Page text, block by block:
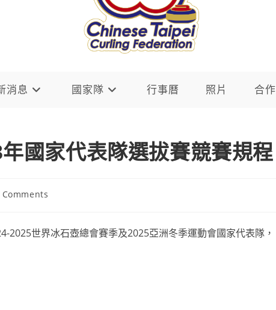
消息 國家隊 行事曆 照片 合
國家代表隊選拔賽競賽規程
Comments
2025世界冰石壺總會賽季及2025亞洲冬季運動會國家代表隊，